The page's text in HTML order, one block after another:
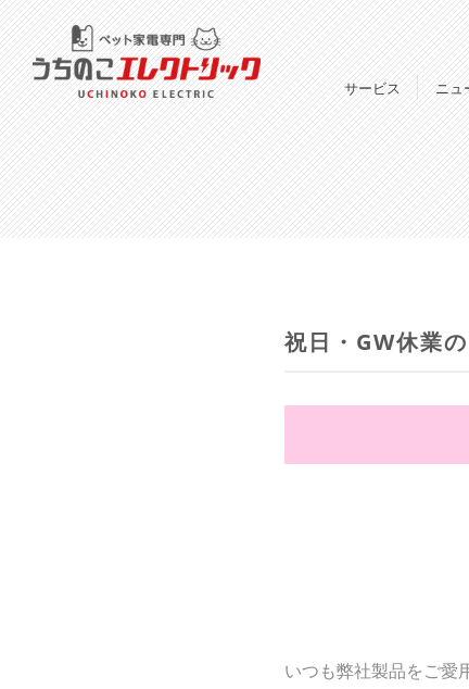
サービス ニュ
祝日・GW休業
いつも弊社製品をご愛